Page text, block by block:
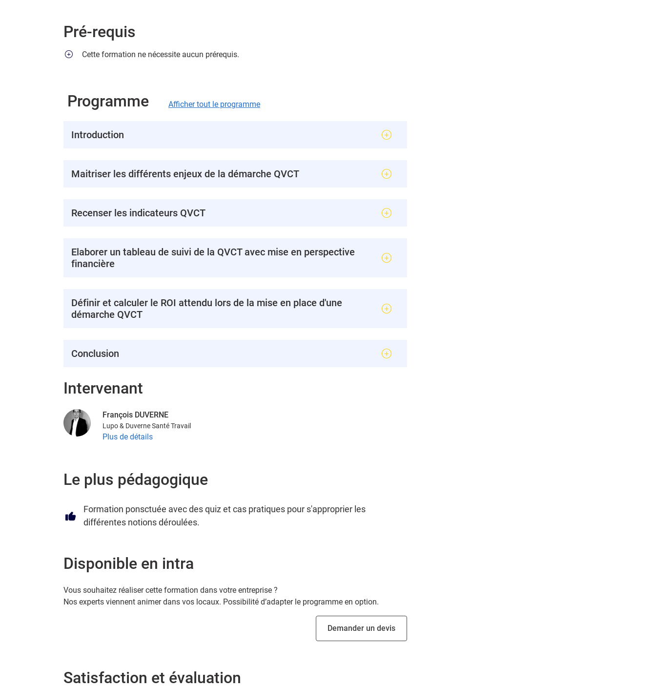
Pré-requis
Cette formation ne nécessite aucun prérequis.
Programme Afficher tout le programme
Introduction
Maitriser les différents enjeux de la démarche QVCT
Recenser les indicateurs QVCT
Elaborer un tableau de suivi de la QVCT avec mise en perspective
financière
Définir et calculer le ROI attendu lors de la mise en place d'une
démarche QVCT
Conclusion
Intervenant
François DUVERNE
Lupo & Duverne Santé Travail
Plus de détails
Le plus pédagogique
Formation ponsctuée avec des quiz et cas pratiques pour s'approprier les
différentes notions déroulées.
Disponible en intra
Vous souhaitez réaliser cette formation dans votre entreprise ?
Nos experts viennent animer dans vos locaux. Possibilité d’adapter le programme en option.
Demander un devis
Satisfaction et évaluation